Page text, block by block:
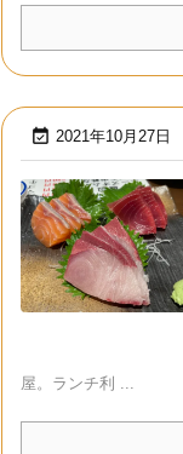
 2021年10月27日
屋。ランチ利 ...